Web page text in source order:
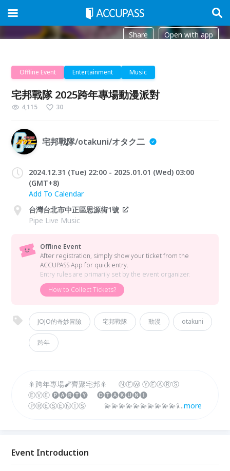
Share Open with app
Offline Event Entertainment Music
宅邦戰隊 2025跨年專場動漫派對
4,115 30
宅邦戰隊/otakuni/オタク二
2024.12.31 (Tue) 22:00 - 2025.01.01 (Wed) 03:00
(GMT+8)
Add To Calendar
台灣台北市中正區思源街1號
Pipe Live Music
Offline Event
After registration, simply show your ticket from the
ACCUPASS App for quick entry.
Entry rules are primarily set by the event organizer.
How to Collect Tickets?
JOJO的奇妙冒險 宅邦戰隊 動漫 otakuni
跨年
🎇跨年專場🧨齊聚宅邦🎇 ⓃⒺⓌ ⓎⒺⒶⓇ‘Ⓢ
ⒺⓋⒺ 🅟🅐🅡🅣🅨 🅞🅣🅐🅚🅤🅝🅘
ⓅⓇⒺⓈⒺⓃⓉⓈ 💫💫💫💫💫💫💫💫💫💫💫💫
北市中正區思源街1號（公館水岸廣場）
...more
Event Introduction